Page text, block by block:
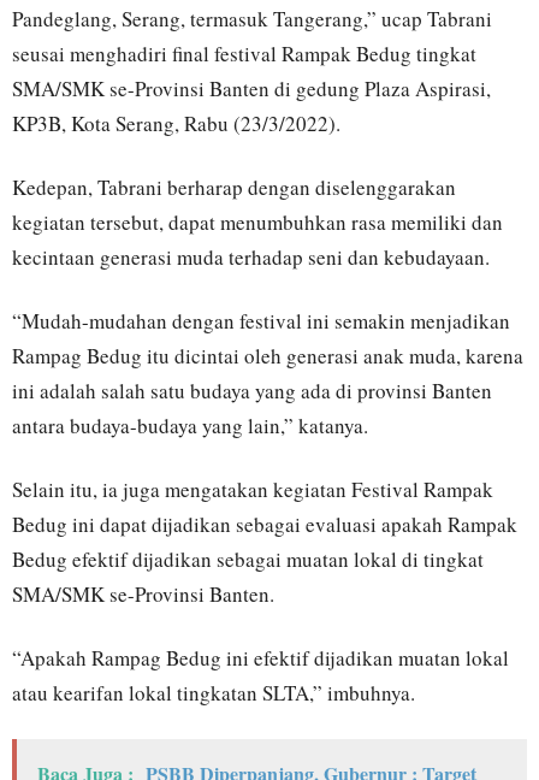
Pandeglang, Serang, termasuk Tangerang,” ucap Tabrani
seusai menghadiri final festival Rampak Bedug tingkat
SMA/SMK se-Provinsi Banten di gedung Plaza Aspirasi,
KP3B, Kota Serang, Rabu (23/3/2022).
Kedepan, Tabrani berharap dengan diselenggarakan
kegiatan tersebut, dapat menumbuhkan rasa memiliki dan
kecintaan generasi muda terhadap seni dan kebudayaan.
“Mudah-mudahan dengan festival ini semakin menjadikan
Rampag Bedug itu dicintai oleh generasi anak muda, karena
ini adalah salah satu budaya yang ada di provinsi Banten
antara budaya-budaya yang lain,” katanya.
Selain itu, ia juga mengatakan kegiatan Festival Rampak
Bedug ini dapat dijadikan sebagai evaluasi apakah Rampak
Bedug efektif dijadikan sebagai muatan lokal di tingkat
SMA/SMK se-Provinsi Banten.
“Apakah Rampag Bedug ini efektif dijadikan muatan lokal
atau kearifan lokal tingkatan SLTA,” imbuhnya.
Baca Juga : PSBB Diperpanjang, Gubernur : Target